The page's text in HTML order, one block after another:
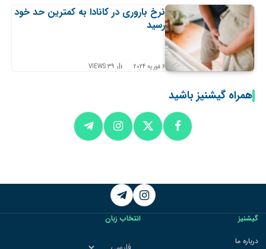
نرخ باروری در کانادا به کمترین حد خود
رسید
6 فوریه 2024 39
VIEWS
همراه گیشنیز باشید
Instagram
Telegram
گیشنیز
درباره ما
انتخاب زبان
انتخاب